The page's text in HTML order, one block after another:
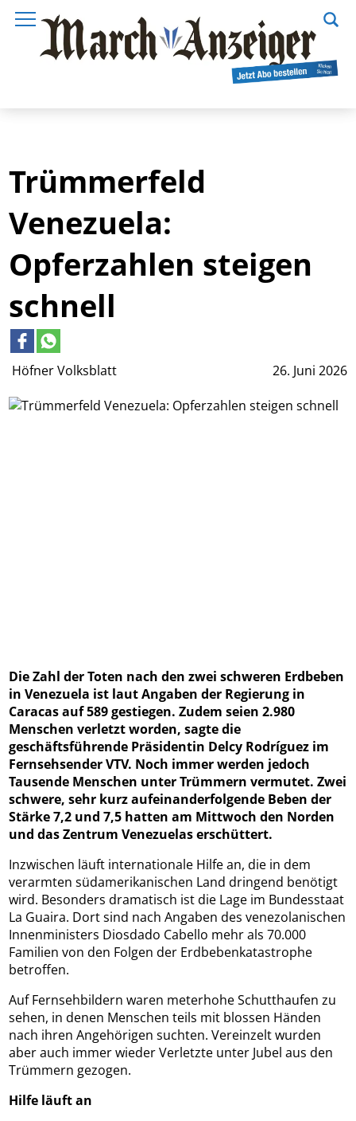
Höfner Volksblatt 26. Juni 2026
Trümmerfeld
Venezuela:
Opferzahlen steigen
schnell
Die Zahl der Toten nach den zwei schweren Erdbeben
in Venezuela ist laut Angaben der Regierung in
Caracas auf 589 gestiegen. Zudem seien 2.980
Menschen verletzt worden, sagte die
geschäftsführende Präsidentin Delcy Rodríguez im
Fernsehsender VTV. Noch immer werden jedoch
Tausende Menschen unter Trümmern vermutet. Zwei
schwere, sehr kurz aufeinanderfolgende Beben der
Stärke 7,2 und 7,5 hatten am Mittwoch den Norden
und das Zentrum Venezuelas erschüttert.
Inzwischen läuft internationale Hilfe an, die in dem
verarmten südamerikanischen Land dringend benötigt
wird. Besonders dramatisch ist die Lage im Bundesstaat
La Guaira. Dort sind nach Angaben des venezolanischen
Innenministers Diosdado Cabello mehr als 70.000
Familien von den Folgen der Erdbebenkatastrophe
betroffen.
Auf Fernsehbildern waren meterhohe Schutthaufen zu
sehen, in denen Menschen teils mit blossen Händen
nach ihren Angehörigen suchten. Vereinzelt wurden
aber auch immer wieder Verletzte unter Jubel aus den
Trümmern gezogen.
Hilfe läuft an